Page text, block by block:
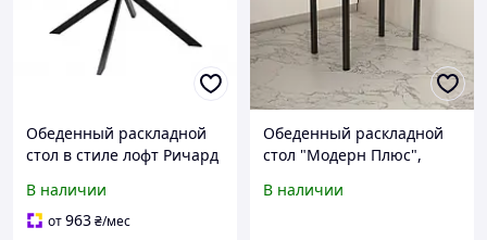
Обеденный раскладной
стол в стиле лофт Ричард
металлической опоре для
кухни Микс Мебель
В наличии
от963₴/мес
Обеденный раскладной
стол "Модерн Плюс",
прямоугольный стол на
В наличии